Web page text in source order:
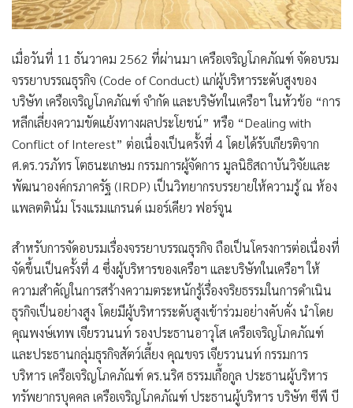
เมื่อวันที่ 11 ธันวาคม 2562 ที่ผ่านมา เครือเจริญโภคภัณฑ์ จัดอบรม
จรรยาบรรณธุรกิจ (Code of Conduct) แก่ผู้บริหารระดับสูงของ
บริษัท เครือเจริญโภคภัณฑ์ จำกัด และบริษัทในเครือฯในหัวข้อ “การ
หลีกเลี่ยงความขัดแย้งทางผลประโยชน์” หรือ “Dealing with
Conflict of Interest” ต่อเนื่องเป็นครั้งที่ 4 โดยได้รับเกียรติจาก
ศ.ดร.วรภัทร โตธนะเกษม กรรมการผู้จัดการ มูลนิธิสถาบันวิจัยและ
พัฒนาองค์กรภาครัฐ (IRDP) เป็นวิทยากรบรรยายให้ความรู้ ณ ห้อง
แพลตตินั่ม โรงแรมแกรนด์ เมอร์เคียว ฟอร์จูน
สำหรับการจัดอบรมเรื่องจรรยาบรรณธุรกิจ ถือเป็นโครงการต่อเนื่องที่
จัดขึ้นเป็นครั้งที่ 4 ซึ่งผู้บริหารของเครือฯ และบริษัทในเครือฯ ให้
ความสำคัญในการสร้างความตระหนักรู้เรื่องจริยธรรมในการดำเนิน
ธุรกิจเป็นอย่างสูง โดยมีผู้บริหารระดับสูงเข้าร่วมอย่างคับคั่ง นำโดย
คุณพงษ์เทพ เจียรวนนท์ รองประธานอาวุโส เครือเจริญโภคภัณฑ์
และประธานกลุ่มธุรกิจสัตว์เลี้ยง คุณขจร เจียรวนนท์ กรรมการ
บริหาร เครือเจริญโภคภัณฑ์ ดร.นริศ ธรรมเกื้อกูล ประธานผู้บริหาร
ทรัพยากรบุคคล เครือเจริญโภคภัณฑ์ ประธานผู้บริหาร บริษัท ซีพี บี